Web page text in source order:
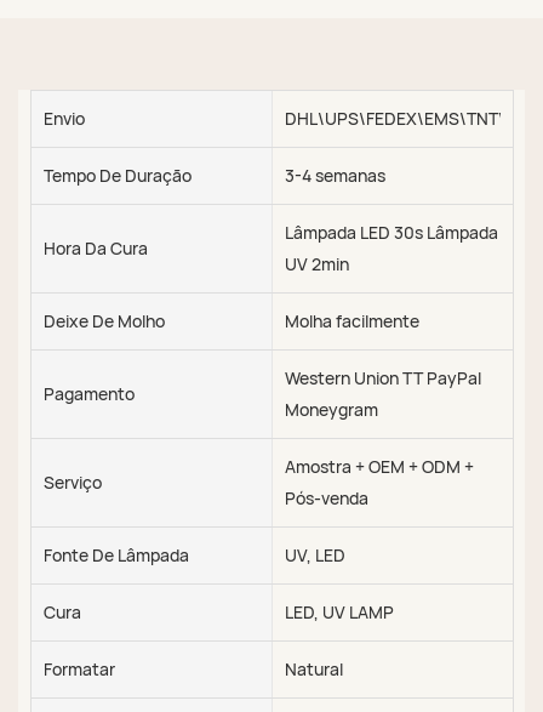
Envio
Tempo De Duração 3-4 semanas
Hora Da Cura
Lâmpada LED 30s Lâmpada
UV 2min
Deixe De Molho Molha facilmente
Pagamento
Western Union TT PayPal
Moneygram
Serviço
Amostra + OEM + ODM +
Pós-venda
Fonte De Lâmpada UV, LED
Cura LED, UV LAMP
Formatar Natural